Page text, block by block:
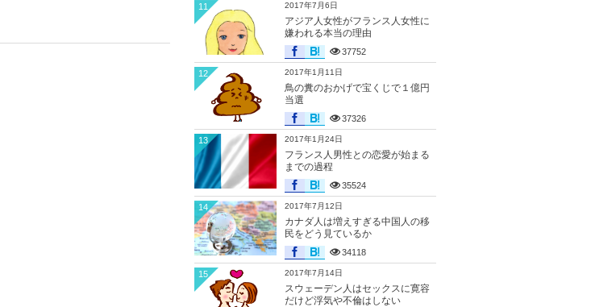
2017年7月6日
アジア人女性がフランス人女性に
嫌われる本当の理由
37752
11
2017年1月11日
鳥の糞のおかげで宝くじで１億円
当選
37326
12
2017年1月24日
フランス人男性との恋愛が始まる
までの過程
35524
13
2017年7月12日
カナダ人は増えすぎる中国人の移
民をどう見ているか
34118
14
2017年7月14日
スウェーデン人はセックスに寛容
だけど浮気や不倫はしない
15